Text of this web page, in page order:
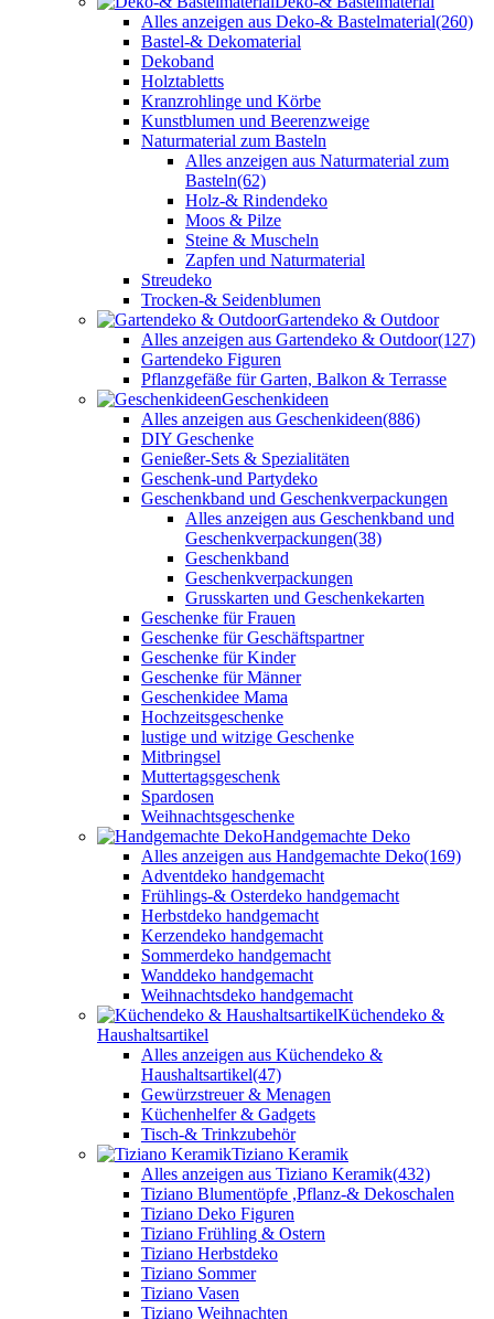
Alles anzeigen aus Deko-& Bastelmaterial(260)
Bastel-& Dekomaterial
Dekoband
Holztabletts
Kranzrohlinge und Körbe
Kunstblumen und Beerenzweige
Naturmaterial zum Basteln
Alles anzeigen aus Naturmaterial zum
Basteln(62)
Holz-& Rindendeko
Moos & Pilze
Steine & Muscheln
Zapfen und Naturmaterial
Streudeko
Trocken-& Seidenblumen
Gartendeko & Outdoor
Alles anzeigen aus Gartendeko & Outdoor(127)
Gartendeko Figuren
Pflanzgefäße für Garten, Balkon & Terrasse
Geschenkideen
Alles anzeigen aus Geschenkideen(886)
DIY Geschenke
Genießer-Sets & Spezialitäten
Geschenk-und Partydeko
Geschenkband und Geschenkverpackungen
Alles anzeigen aus Geschenkband und
Geschenkverpackungen(38)
Geschenkband
Geschenkverpackungen
Grusskarten und Geschenkekarten
Geschenke für Frauen
Geschenke für Geschäftspartner
Geschenke für Kinder
Geschenke für Männer
Geschenkidee Mama
Hochzeitsgeschenke
lustige und witzige Geschenke
Mitbringsel
Muttertagsgeschenk
Spardosen
Weihnachtsgeschenke
Handgemachte Deko
Alles anzeigen aus Handgemachte Deko(169)
Adventdeko handgemacht
Frühlings-& Osterdeko handgemacht
Herbstdeko handgemacht
Kerzendeko handgemacht
Sommerdeko handgemacht
Wanddeko handgemacht
Weihnachtsdeko handgemacht
Küchendeko &
Haushaltsartikel
Alles anzeigen aus Küchendeko &
Haushaltsartikel(47)
Gewürzstreuer & Menagen
Küchenhelfer & Gadgets
Tisch-& Trinkzubehör
Tiziano Keramik
Alles anzeigen aus Tiziano Keramik(432)
Tiziano Blumentöpfe ,Pflanz-& Dekoschalen
Tiziano Deko Figuren
Tiziano Frühling & Ostern
Tiziano Herbstdeko
Tiziano Sommer
Tiziano Vasen
Tiziano Weihnachten